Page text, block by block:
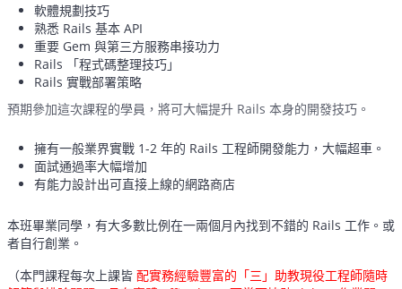
軟體規劃技巧
熟悉 Rails 基本 API
重要 Gem 與第三方服務串接功力
Rails 「程式碼整理技巧」
Rails 實戰部署策略
預期參加這次課程的學員，將可大幅提升 Rails 本身的開發技巧。
擁有一般業界實戰 1-2 年的 Rails 工程師開發能力，大幅超車。
面試通過率大幅增加
有能力設計出可直接上線的網路商店
本班畢業同學，有大多數比例在一兩個月內找到不錯的 Rails 工作。或
者自行創業。
（本門課程每次上課皆 配實務經驗豐富的「三」助教現役工程師隨時